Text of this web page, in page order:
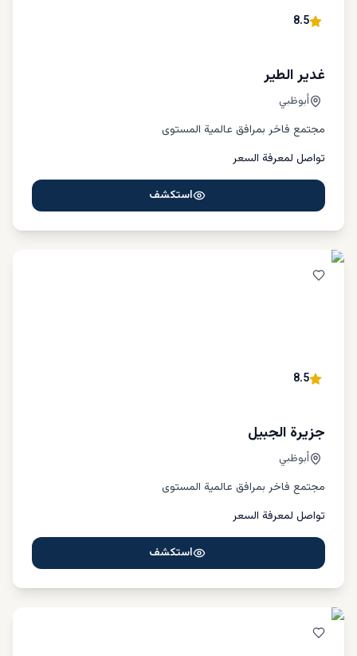
8.5
غدير الطير
أبوظبي
مجتمع فاخر بمرافق عالمية المستوى
تواصل لمعرفة السعر
استكشف
8.5
جزيرة الجبيل
أبوظبي
مجتمع فاخر بمرافق عالمية المستوى
تواصل لمعرفة السعر
استكشف